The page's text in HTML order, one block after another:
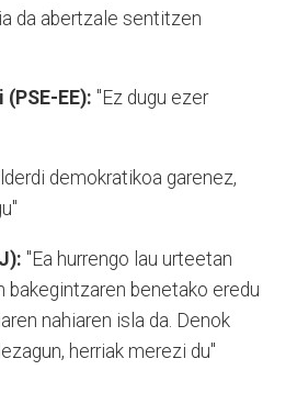
da abertzale sentitzen
EE): "Ez dugu ezer
demokratikoa garenez,
"Ea hurrengo lau urteetan
bakegintzaren benetako eredu
nahiaren isla da. Denok
herriak merezi du"